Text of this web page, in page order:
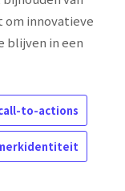
om innovatieve
blijven in een
to-actions